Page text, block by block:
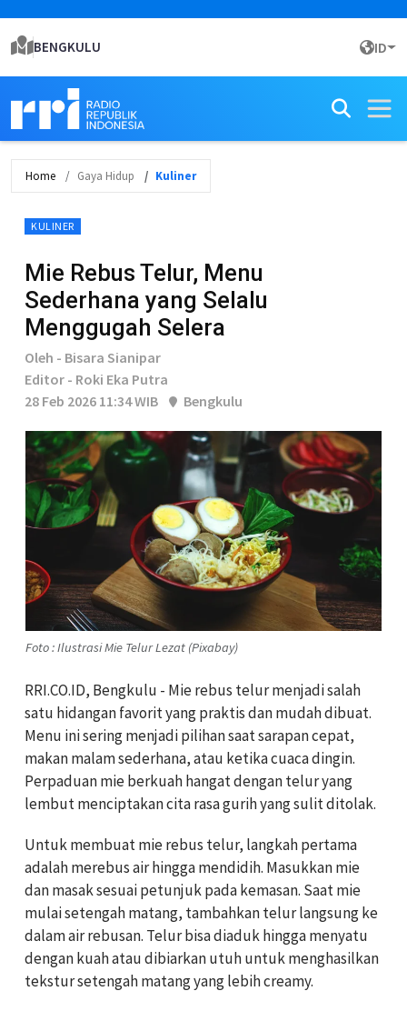
BENGKULU ID
Home Gaya Hidup Kuliner
KULINER
Mie Rebus Telur, Menu
Sederhana yang Selalu
Menggugah Selera
Oleh - Bisara Sianipar
Editor - Roki Eka Putra
28 Feb 2026 11:34 WIB
Bengkulu
Foto : Ilustrasi Mie Telur Lezat (Pixabay)
RRI.CO.ID, Bengkulu - Mie rebus telur menjadi salah
satu hidangan favorit yang praktis dan mudah dibuat.
Menu ini sering menjadi pilihan saat sarapan cepat,
makan malam sederhana, atau ketika cuaca dingin.
Perpaduan mie berkuah hangat dengan telur yang
lembut menciptakan cita rasa gurih yang sulit ditolak.
Untuk membuat mie rebus telur, langkah pertama
adalah merebus air hingga mendidih. Masukkan mie
dan masak sesuai petunjuk pada kemasan. Saat mie
mulai setengah matang, tambahkan telur langsung ke
dalam air rebusan. Telur bisa diaduk hingga menyatu
dengan kuah atau dibiarkan utuh untuk menghasilkan
tekstur setengah matang yang lebih creamy.